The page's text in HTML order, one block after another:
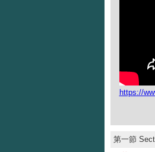
https://
第一節